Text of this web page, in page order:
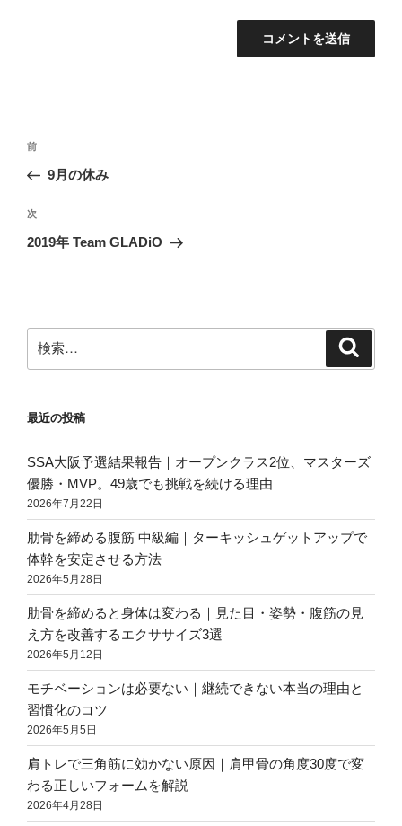
投
ナ
ビ
ゲ
ン
前
の
稿
前
9月の休み
次
の
次
2019年 Team GLADiO
索:
最近の投稿
SSA大阪予選結果報告｜オープンクラス2位、マスターズ
優勝・MVP。49歳でも挑戦を続ける理由
2026年7月22日
肋骨を締める腹筋 中級編｜ターキッシュゲットアップで
体幹を安定させる方法
2026年5月28日
肋骨を締めると身体は変わる｜見た目・姿勢・腹筋の見
え方を改善するエクササイズ3選
2026年5月12日
モチベーションは必要ない｜継続できない本当の理由と
習慣化のコツ
2026年5月5日
肩トレで三角筋に効かない原因｜肩甲骨の角度30度で変
わる正しいフォームを解説
2026年4月28日